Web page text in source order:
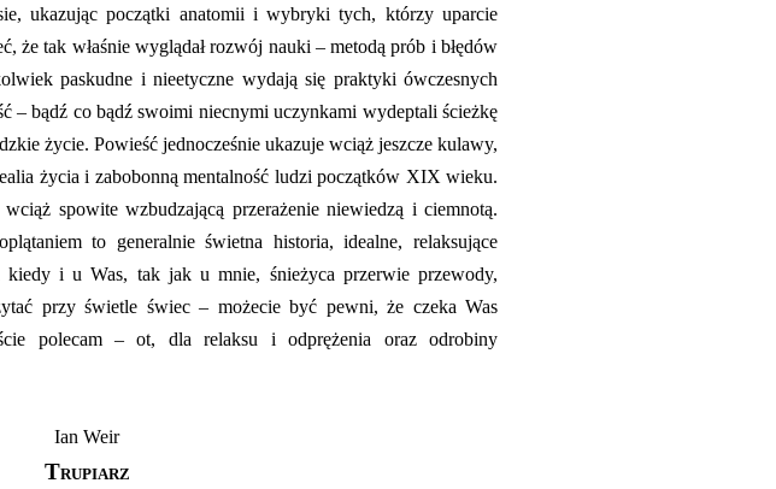
ukazując początki anatomii i wybryki tych, którzy uparcie
że tak właśnie wyglądał rozwój nauki – metodą prób i błędów
paskudne i nieetyczne wydają się praktyki ówczesnych
– bądź co bądź swoimi niecnymi uczynkami wydeptali ścieżkę
życie. Powieść jednocześnie ukazuje wciąż jeszcze kulawy,
życia i zabobonną mentalność ludzi początków XIX wieku.
spowite wzbudzającą przerażenie niewiedzą i ciemnotą.
to generalnie świetna historia, idealne, relaksujące
kiedy i u Was, tak jak u mnie, śnieżyca przerwie przewody,
przy świetle świec – możecie być pewni, że czeka Was
polecam – ot, dla relaksu i odprężenia oraz odrobiny
Ian Weir
Trupiarz